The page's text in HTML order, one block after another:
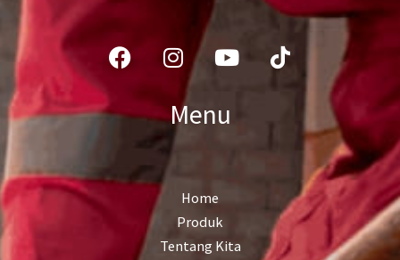
FacebookInstagramYoutubeTiktok
Menu
Home
Produk
Tentang Kita